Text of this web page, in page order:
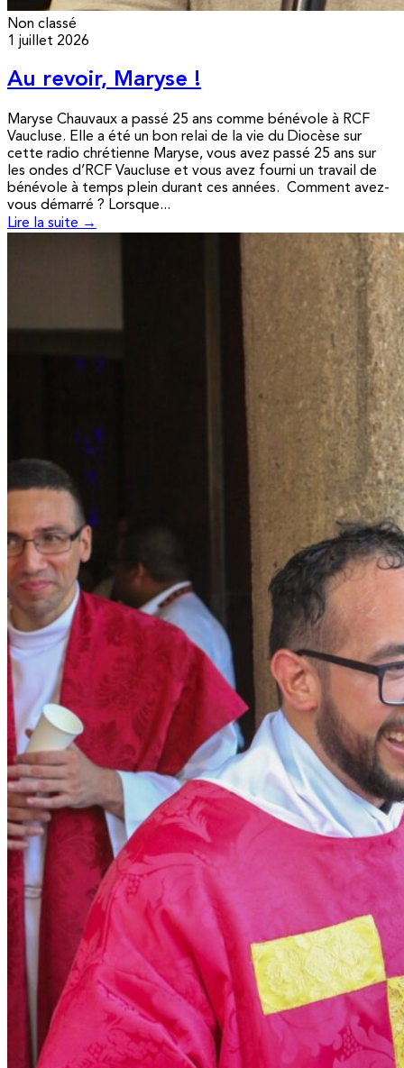
Non classé
1 juillet 2026
Au revoir, Maryse !
Maryse Chauvaux a passé 25 ans comme bénévole à RCF
Vaucluse. Elle a été un bon relai de la vie du Diocèse sur
cette radio chrétienne Maryse, vous avez passé 25 ans sur
les ondes d’RCF Vaucluse et vous avez fourni un travail de
bénévole à temps plein durant ces années. Comment avez-
vous démarré ? Lorsque...
Lire la suite →